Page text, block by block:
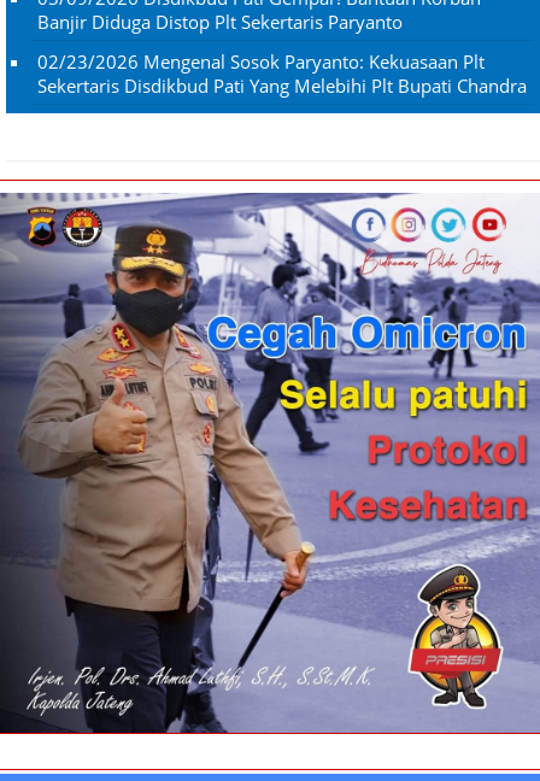
Banjir Diduga Distop Plt Sekertaris Paryanto
02/23/2026 Mengenal Sosok Paryanto: Kekuasaan Plt
Sekertaris Disdikbud Pati Yang Melebihi Plt Bupati Chandra